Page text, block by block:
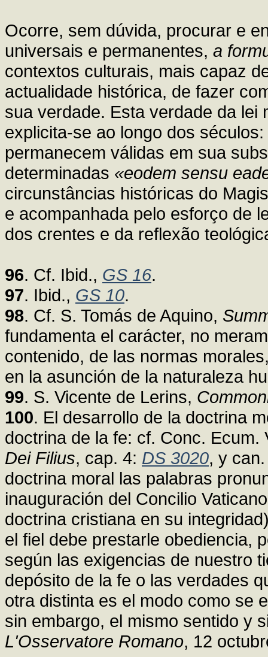
Ocorre, sem dúvida, procurar e
universais e permanentes, a
contextos culturais, mais capaz
actualidade histórica, de fazer
sua verdade. Esta verdade da
explicita-se ao longo dos
permanecem válidas em sua
determinadas «eodem sensu
circunstâncias históricas do
e acompanhada pelo esforço de
dos crentes e da reflexão
96. Cf. Ibid., GS 16.
97. Ibid., GS 10.
98. Cf. S. Tomás de Aquino,
fundamenta el carácter, no
contenido, de las normas
en la asunción de la naturaleza
99. S. Vicente de Lerins,
100. El desarrollo de la doctrina
doctrina de la fe: cf. Conc.
Dei Filius, cap. 4: DS 3020, y
doctrina moral las palabras
inauguración del Concilio
doctrina cristiana en su
el fiel debe prestarle obediencia,
según las exigencias de nuestro
depósito de la fe o las verdades
otra distinta es el modo como se
sin embargo, el mismo sentido y
L'Osservatore Romano, 12